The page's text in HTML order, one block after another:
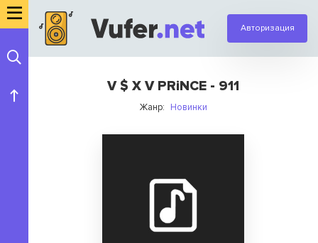
Авторизация
V $ X V PRiNCE - 911
Жанр: Новинки